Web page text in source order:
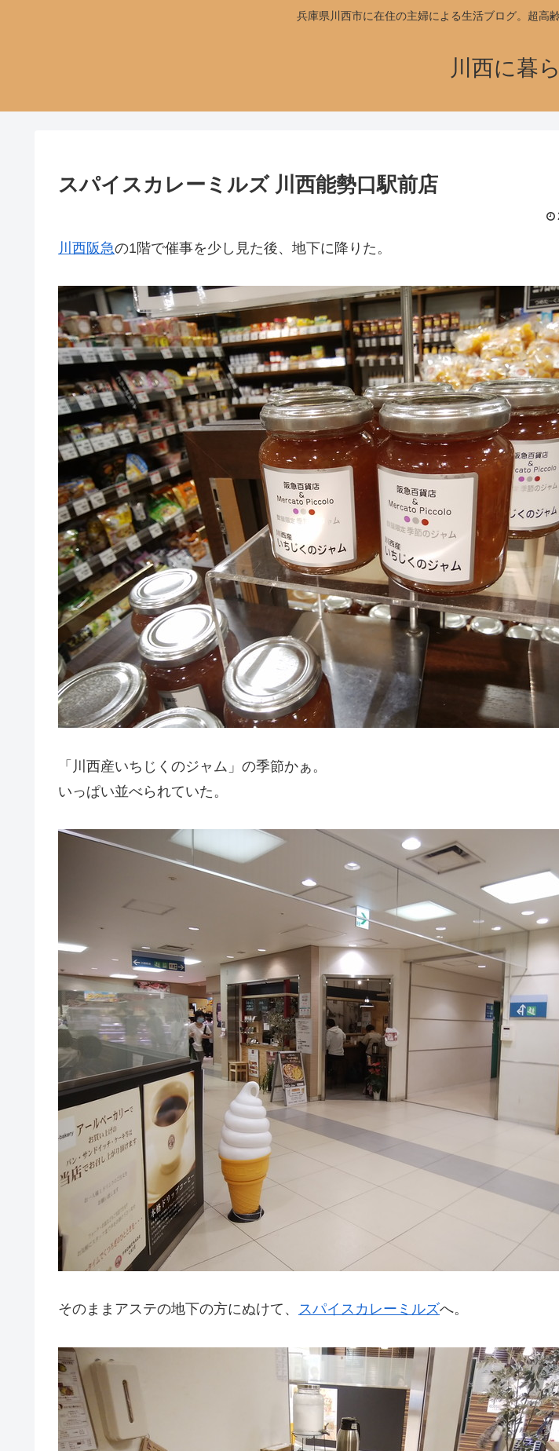
兵庫県川西市に在住の主婦による生活ブログ。超高
川西に暮ら
スパイスカレーミルズ 川西能勢口駅前店
川西阪急の1階で催事を少し見た後、地下に降りた。
「川西産いちじくのジャム」の季節かぁ。
いっぱい並べられていた。
そのままアステの地下の方にぬけて、 スパイスカレーミルズへ。